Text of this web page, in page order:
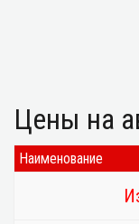
Цены на
Наименование